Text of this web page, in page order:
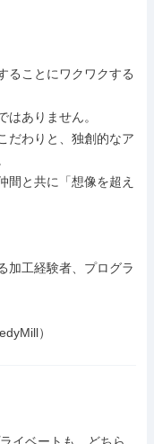
ることにワクワクする
ありません。
だわりと、独創的なア
間と共に「想像を超え
加工経験者、プログラ
）